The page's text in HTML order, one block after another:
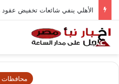
الأهلي ينفي شائعات تخفيض عقود
محافظات